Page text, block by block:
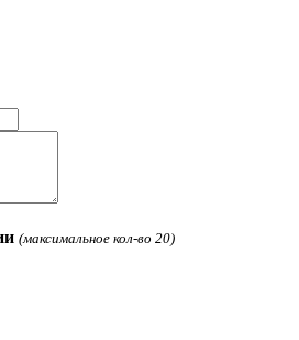
(максимальное кол-во 20)